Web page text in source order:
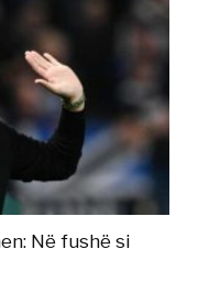
Në fushë si